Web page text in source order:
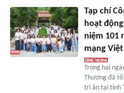
Tạp chí
hoạt
niệm 101
mạng
Trong hai
Thương đã
tri ân tại tỉnh